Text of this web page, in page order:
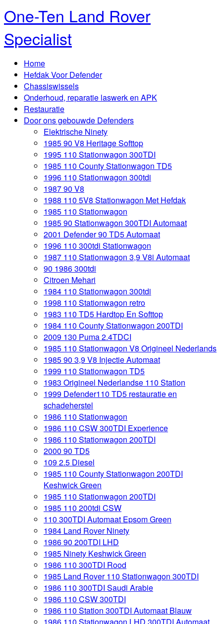
One-Ten Land Rover
Specialist
Home
Hefdak Voor Defender
Chassiswissels
Onderhoud, reparatie laswerk en APK
Restauratie
Door ons gebouwde Defenders
Elektrische Ninety
1985 90 V8 Heritage Softtop
1995 110 Stationwagon 300TDI
1985 110 County Stationwagon TD5
1996 110 Stationwagon 300tdi
1987 90 V8
1988 110 5V8 Stationwagon Met Hefdak
1985 110 Stationwagon
1985 90 Stationwagon 300TDI Automaat
2001 Defender 90 TD5 Automaat
1996 110 300tdi Stationwagon
1987 110 Stationwagon 3,9 V8i Automaat
90 1986 300tdi
Citroen Mehari
1984 110 Stationwagon 300tdi
1998 110 Stationwagon retro
1983 110 TD5 Hardtop En Softtop
1984 110 County Stationwagon 200TDI
2009 130 Puma 2.4TDCI
1985 110 Stationwagon V8 Origineel Nederlands
1985 90 3,9 V8 Injectie Automaat
1999 110 Stationwagon TD5
1983 Origineel Nederlandse 110 Station
1999 Defender110 TD5 restauratie en
schadeherstel
1986 110 Stationwagon
1986 110 CSW 300TDI Experience
1986 110 Stationwagon 200TDI
2000 90 TD5
109 2.5 Diesel
1985 110 County Stationwagon 200TDI
Keshwick Green
1985 110 Stationwagon 200TDI
1985 110 200tdi CSW
110 300TDI Automaat Epsom Green
1984 Land Rover Ninety
1986 90 200TDI LHD
1985 Ninety Keshwick Green
1986 110 300TDI Rood
1985 Land Rover 110 Stationwagon 300TDI
1986 110 300TDI Saudi Arabie
1986 110 CSW 300TDI
1986 110 Station 300TDI Automaat Blauw